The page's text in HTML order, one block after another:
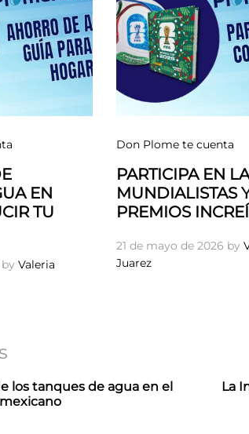
EN
TU
by Valeria
Don Plome te cuenta
PARTICIPA EN
MUNDIALISTAS
PREMIOS
21 de mayo de 2026 by
Juarez
los tanques de agua en el
La